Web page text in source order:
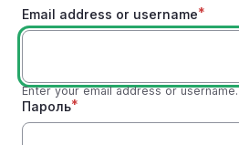
Email address or username
Enter your email address or username.
Пароль